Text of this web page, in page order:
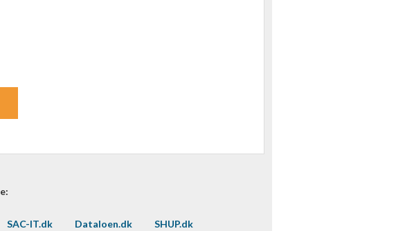
SAC-IT.dk Dataloen.dk SHUP.dk